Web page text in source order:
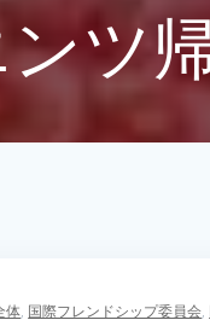
ツ
体, 国際フレンドシップ委員会,